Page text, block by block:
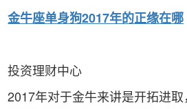
金牛座单身狗2017年的正缘在哪
投资理财中心
2017年对于金牛来讲是开拓进